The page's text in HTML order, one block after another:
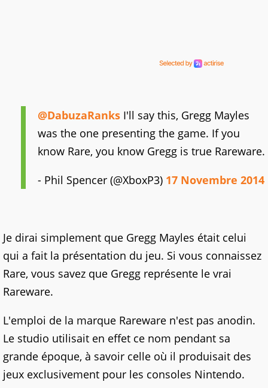
@DabuzaRanks I'll say this, Gregg Mayles
was the one presenting the game. If you
know Rare, you know Gregg is true Rareware.
- Phil Spencer (@XboxP3) 17 Novembre 2014
Je dirai simplement que Gregg Mayles était celui
qui a fait la présentation du jeu. Si vous connaissez
Rare, vous savez que Gregg représente le vrai
Rareware.
L'emploi de la marque Rareware n'est pas anodin.
Le studio utilisait en effet ce nom pendant sa
grande époque, à savoir celle où il produisait des
jeux exclusivement pour les consoles Nintendo.